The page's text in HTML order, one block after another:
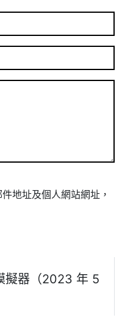
地址及個人網站網址，
擬器（2023 年 5